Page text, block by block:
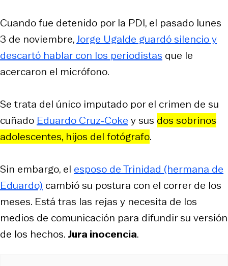
Cuando fue detenido por la PDI, el pasado lunes
3 de noviembre,Jorge Ugalde guardó silencio y
descartó hablar con los periodistas que le
acercaron el micrófono.
Se trata del único imputado por el crimen de su
cuñado Eduardo Cruz-Coke y sus dos sobrinos
adolescentes, hijos del fotógrafo.
Sin embargo, el esposo de Trinidad (hermana de
Eduardo) cambió su postura con el correr de los
meses. Está tras las rejas y necesita de los
medios de comunicación para difundir su versión
de los hechos. Jura inocencia.